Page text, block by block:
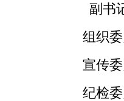
副书
组织
宣传
纪检